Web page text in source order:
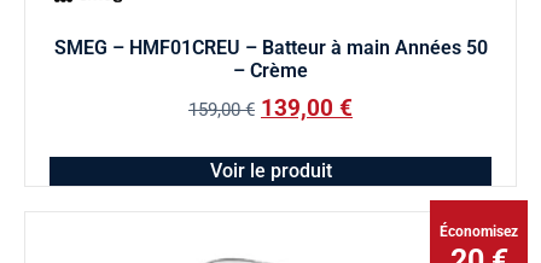
SMEG – HMF01CREU – Batteur à main Années 50
– Crème
159,00€ 139,00 €
Voir le produit
Économisez